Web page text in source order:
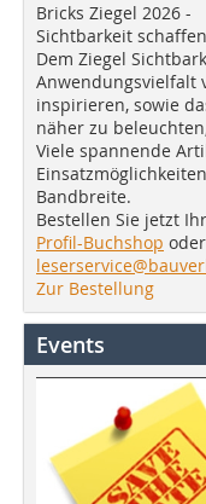
Bricks Ziegel 2026 -
Sichtbarkeit schaffen
Dem Ziegel
Anwendungsvielfalt
inspirieren, sowie
näher zu
Viele spannende
Bandbreite.
Bestellen Sie jetzt
Profil-Buchshop
Zur Bestellung
Events